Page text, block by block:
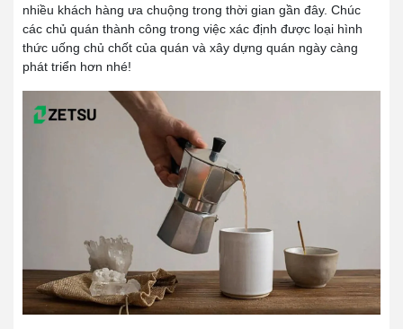
nhiều khách hàng ưa chuộng trong thời gian gần đây. Chúc
các chủ quán thành công trong việc xác định được loại hình
thức uống chủ chốt của quán và xây dựng quán ngày càng
phát triển hơn nhé!